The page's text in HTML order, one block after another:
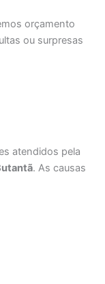
orçamento
ou surpresas
atendidos pela
. As causas